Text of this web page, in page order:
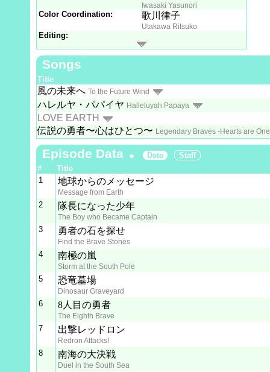
Iwasaki Yasunori
Color Coordination: 歌川律子
Utakawa Ritsuko
Editing:
Songs
Title
風の未来へ To the Future Wind
ハレルヤ・パパイヤ Halleluyah Papaya
LOVE EARTH
伝説の勇者〜心はひとつ〜 Legendary Braves -Hearts are
Episode Data Data
Staff
#
Title
1
地球からのメッセージ
Message from Earth
2 隊長になった少年
The Boy who Became Captain
3 勇者の石を探せ
Find the Brave Stones
4 南極の嵐
Storm at the South Pole
5 恐竜墓場
Dinosaur Graveyard
6 8人目の勇者
The Eighth Brave
7 出撃レッドロン
Redron Attacks!
8 南海の大決戦
Duel in the South Sea